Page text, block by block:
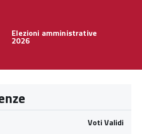
Elezioni amministrative
2026
Voti Validi